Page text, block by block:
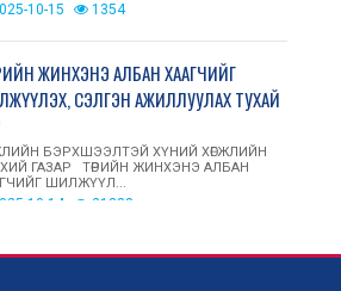
10-15 1354
ЖИНХЭНЭ АЛБАН ХААГЧИЙГ
СЭЛГЭН АЖИЛЛУУЛАХ ТУХАЙ
БЭРХШЭЭЛТЭЙ ХҮНИЙ ХӨГЖЛИЙН
ГАЗАР ТӨРИЙН ЖИНХЭНЭ АЛБАН
ШИЛЖҮҮЛ...
10-14 21388